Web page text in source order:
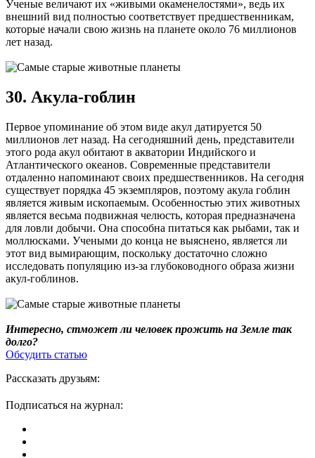
Ученые величают их «живыми окаменелостями», ведь их
внешний вид полностью соответствует предшественникам,
которые начали свою жизнь на планете около 76 миллионов
лет назад.
30. Акула-гоблин
Первое упоминание об этом виде акул датируется 50
миллионов лет назад. На сегодняшний день, представители
этого рода акул обитают в акватории Индийского и
Атлантического океанов. Современные представители
отдаленно напоминают своих предшественников. На сегодня
существует порядка 45 экземпляров, поэтому акула гоблин
является живым ископаемым. Особенностью этих животных
является весьма подвижная челюсть, которая предназначена
для ловли добычи. Она способна питаться как рыбами, так и
моллюсками. Учеными до конца не выяснено, является ли
этот вид вымирающим, поскольку достаточно сложно
исследовать популяцию из-за глубоководного образа жизни
акул-гоблинов.
Интересно, стможет ли человек прожить на Земле так
долго?
Обсудить статью
Рассказать друзьям:
Подписаться на журнал: